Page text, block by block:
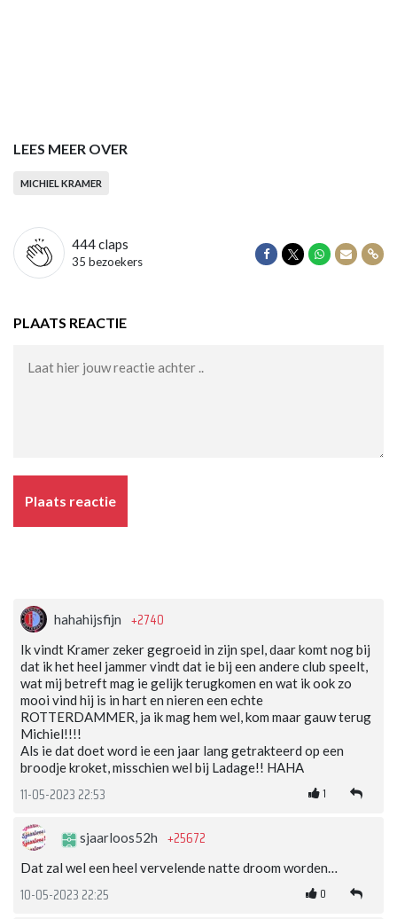
LEES MEER OVER
MICHIEL KRAMER
444claps
35 bezoekers
Delen op Facebook
Delen op Twitter
Delen op
Delen
PLAATS REACTIE
Plaats reactie
hahahijsfijn +2740
Ik vindt Kramer zeker gegroeid in zijn spel, daar komt nog bij
dat ik het heel jammer vindt dat ie bij een andere club speelt,
wat mij betreft mag ie gelijk terugkomen en wat ik ook zo
mooi vind hij is in hart en nieren een echte
ROTTERDAMMER, ja ik mag hem wel, kom maar gauw terug
Michiel!!!!
Als ie dat doet word ie een jaar lang getrakteerd op een
broodje kroket, misschien wel bij Ladage!! HAHA
11-05-2023 22:53 1
sjaarloos52h +25672
Dat zal wel een heel vervelende natte droom worden…
10-05-2023 22:25 0